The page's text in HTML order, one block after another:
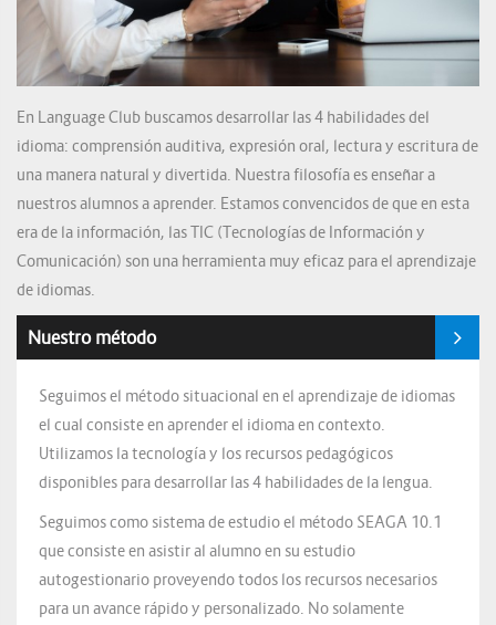
En Language Club buscamos desarrollar las 4 habilidades del
idioma: comprensión auditiva, expresión oral, lectura y escritura de
una manera natural y divertida. Nuestra filosofía es enseñar a
nuestros alumnos a aprender. Estamos convencidos de que en esta
era de la información, las TIC (Tecnologías de Información y
Comunicación) son una herramienta muy eficaz para el aprendizaje
de idiomas.
Nuestro método
Seguimos el método situacional en el aprendizaje de idiomas
el cual consiste en aprender el idioma en contexto.
Utilizamos la tecnología y los recursos pedagógicos
disponibles para desarrollar las 4 habilidades de la lengua.
Seguimos como sistema de estudio el método SEAGA 10.1
que consiste en asistir al alumno en su estudio
autogestionario proveyendo todos los recursos necesarios
para un avance rápido y personalizado. No solamente